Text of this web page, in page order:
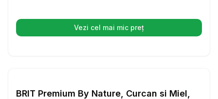
Vezi cel mai mic preț(se deschide într-o filă nouă)
Hrana Umeda Pisici
BRIT Premium By Nature, Curcan si Miel,